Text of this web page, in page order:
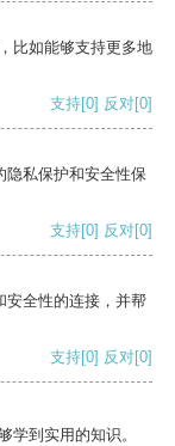
比如能够支持更多地
支持[0] 反对[0]
隐私保护和安全性保
支持[0] 反对[0]
安全性的连接，并帮
支持[0] 反对[0]
学到实用的知识。